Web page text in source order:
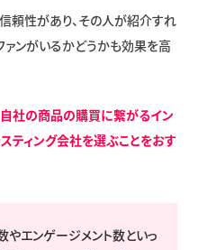
頼性があり、その人が紹介すれ
ンがいるかどうかも効果を高
社の商品の購買に繋がるイン
ティング会社を選ぶことをおす
やエンゲージメント数といっ